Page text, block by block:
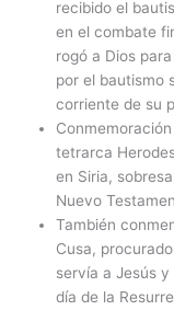
recibido el
en el combate
rogó a Dios
por el bautismo
corriente de su
tetrarca
en Siria,
Nuevo
También
Cusa,
servía a Jesús
día de la